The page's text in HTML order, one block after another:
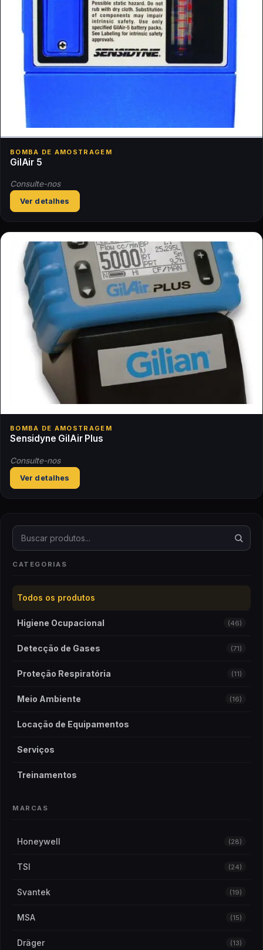
Buscar produtos
CATEGORIAS
Todos os produtos
Higiene Ocupacional (46)
Detecção de Gases (71)
Proteção Respiratória (11)
Meio Ambiente (16)
Locação de Equipamentos
Serviços
Treinamentos
MARCAS
Honeywell (28)
TSI (24)
Svantek (19)
MSA (15)
Dräger (13)
BOMBA DE AMOSTRAGEM
GilAir 5
Consulte-nos
Ver detalhes
BOMBA DE AMOSTRAGEM
Sensidyne GilAir Plus
Consulte-nos
Ver detalhes